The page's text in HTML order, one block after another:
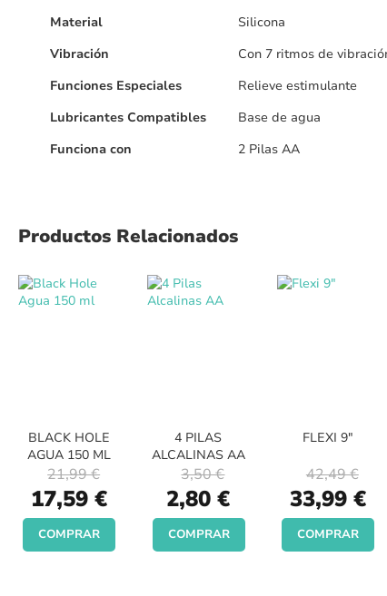
Material
Silicona
Vibración
Con 7 ritmos de
Funciones Especiales
Relieve estimulante
Lubricantes Compatibles
Base de agua
Funciona con
2 Pilas AA
Productos Relacionados
BLACK HOLE
AGUA 150 ML
Special
Price
17,59 €
21,99 €
COMPRAR
4 PILAS
ALCALINAS AA
Special
Price
2,80 €
3,50 €
COMPRAR
FLEXI 9"
Special
Price
33,99 €
42,49 €
COMPRAR